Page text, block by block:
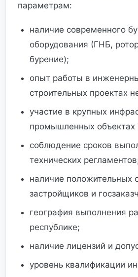
параметрам:
наличие современного
оборудования (ГНБ,
бурение);
опыт работы в
строительных проектах
участие в крупных
промышленных объектах
соблюдение сроков
технических
наличие положительных
застройщиков и
география выполнения
республике;
наличие лицензий и
уровень квалификации